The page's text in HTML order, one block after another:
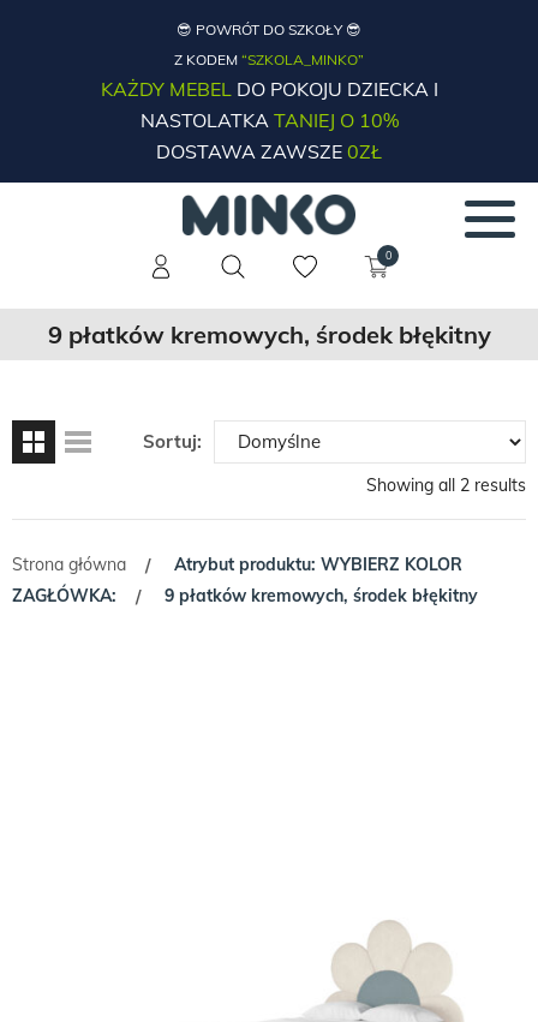
😎 POWRÓT DO SZKOŁY 😎
Z KODEM “SZKOLA_MINKO”
KAŻDY MEBELDO POKOJU DZIECKA I
NASTOLATKATANIEJ O 10%
DOSTAWA ZAWSZE 0ZŁ
0
9 płatków kremowych, środek błękitny
Sortuj:
Showing all 2 results
Strona główna /
Atrybut produktu: WYBIERZ KOLOR
ZAGŁÓWKA:
/ 9 płatków kremowych, środek błękitny